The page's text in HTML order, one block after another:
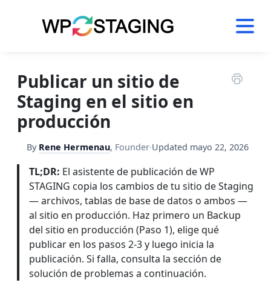
Publicar un sitio de
Staging en el sitio en
producción
By Rene Hermenau, Founder·Updated mayo 22, 2026
TL;DR: El asistente de publicación de WP
STAGING copia los cambios de tu sitio de Staging
— archivos, tablas de base de datos o ambos —
al sitio en producción. Haz primero un Backup
del sitio en producción (Paso 1), elige qué
publicar en los pasos 2-3 y luego inicia la
publicación. Si falla, consulta la sección de
solución de problemas a continuación.